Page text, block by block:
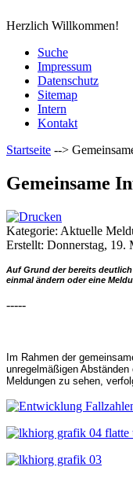
Herzlich Willkommen!
Suche
Impressum
Datenschutz
Sitemap
Intern
Kontakt
Startseite -->
Gemeinsame
Kategorie: Aktuelle
Erstellt: Donnerstag, 19.
Auf Grund der bereits
einmal ändern oder eine
-----
Im Rahmen der
unregelmäßigen
Meldungen zu sehen,